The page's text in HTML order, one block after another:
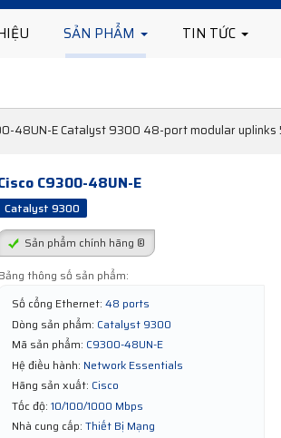
SẢN PHẨM TIN TỨC
48UN-E Catalyst 9300 48-port modular uplinks
C9300-48UN-E
Catalyst 9300
Sản phẩm chính hãng ®
Bảng thông số sản phẩm:
Số cổng Ethernet: 48 ports
Dòng sản phẩm: Catalyst 9300
Mã sản phẩm: C9300-48UN-E
Hệ điều hành: Network Essentials
Hãng sản xuất: Cisco
Tốc độ: 10/100/1000 Mbps
Nhà cung cấp: Thiết Bị Mạng